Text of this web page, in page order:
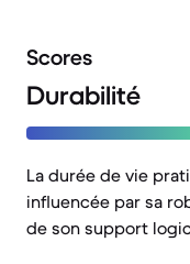
Scores
Durabilité
La durée de vie
influencée par sa
de son support